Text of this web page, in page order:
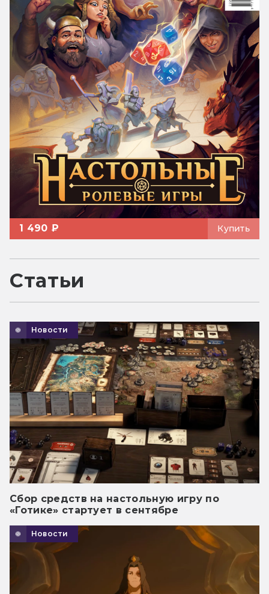
1 490 ₽ Купить
Статьи
Новости
Сбор средств на настольную игру по
«Готике» стартует в сентябре
Новости